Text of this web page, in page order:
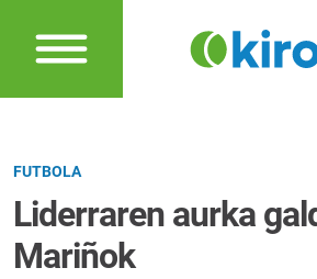
FUTBOLA
Liderraren aurka
Mariñok